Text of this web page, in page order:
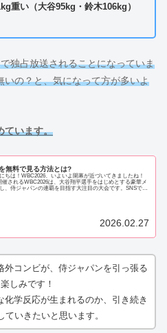
重い（大谷95kg・鈴木106kg）
独占放送されることになっていま
の？と、気になって方が多いよ
ています。
無料で見る方法とは?
ちは！WBC2026、いよいよ開幕が近づいてきましたね！
催されるWBC2026は、大谷翔平選手をはじめとする豪華メ
、侍ジャパンの連覇を目指す大注目の大会です。SNSでも
2026.02.27
外コンビが、侍ジャパンを引っ張る
しみです！
化学反応が生まれるのか、引き続き
いきたいと思います。